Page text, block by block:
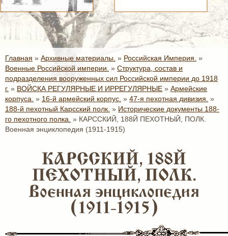
Главная » Архивные материалы. » Российская Империя. »
Военные Российской империи. » Структура, состав и
подразделения вооруженных сил Российской империи до 1918
г. » ВОЙСКА РЕГУЛЯРНЫЕ И ИРРЕГУЛЯРНЫЕ » Армейские
корпуса. » 16-й армейский корпус. » 47-я пехотная дивизия. »
188-й пехотный Карсский полк. » Исторические документы 188-
го пехотного полка. » КАРССКИЙ, 188Й ПЕХОТНЫЙ, ПОЛК.
Военная энциклопедия (1911-1915)
КАРССКИЙ, 188Й
ПЕХОТНЫЙ, ПОЛК.
Военная энциклопедия
(1911-1915)